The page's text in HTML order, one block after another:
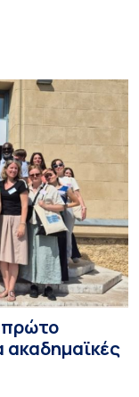
πρώτο
ακαδημαϊκές